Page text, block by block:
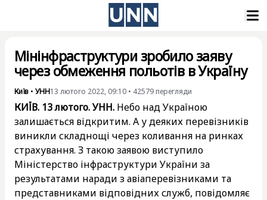
Мінінфраструктури зробило заяву
через обмеження польотів в Україну
Київ • УНН13 лютого 2022, 09:10 • 42579 перегляди
КИЇВ. 13 лютого. УНН. Небо над Україною
залишається відкритим. А у деяких перевізників
виникли складнощі через коливання на ринках
страхування. З такою заявою виступило
Міністерство інфраструктури України за
результатами наради з авіаперевізниками та
представниками відповідних служб, повідомляє